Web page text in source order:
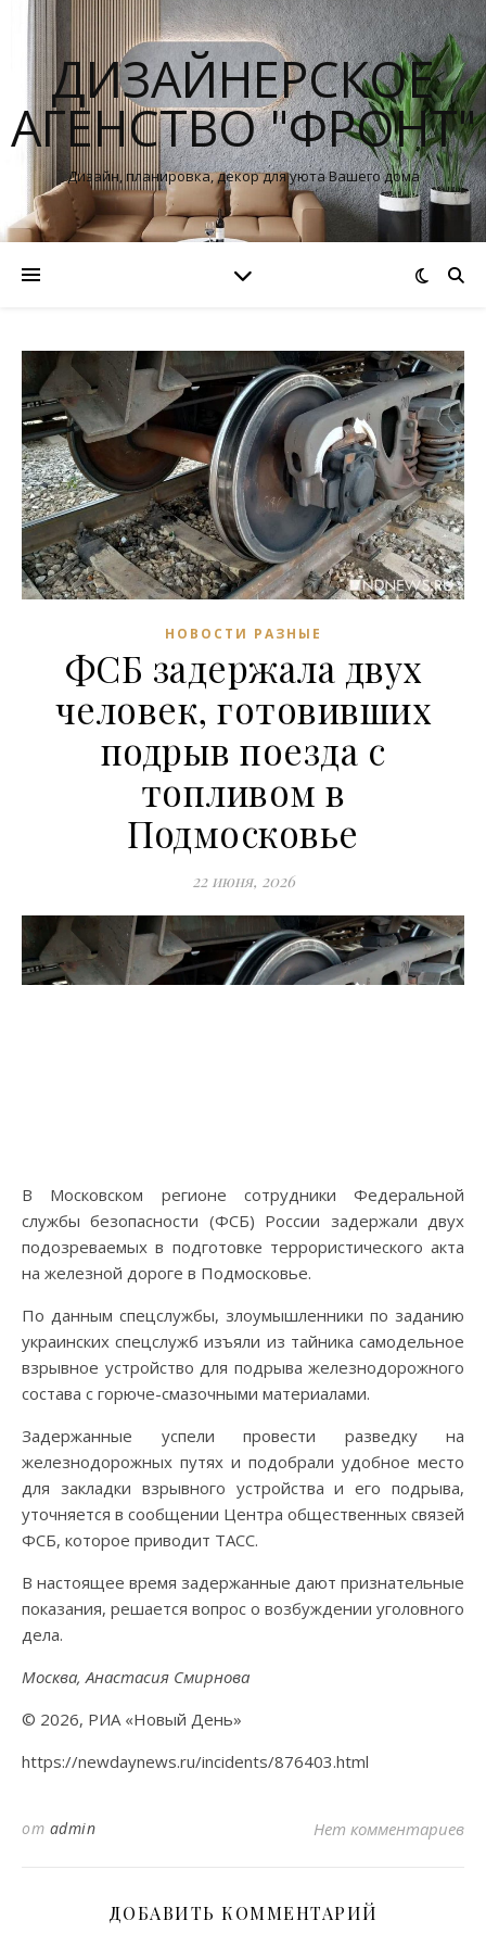
ДИЗАЙНЕРСКОЕ
АГЕНСТВО "ФРОНТ"
Дизайн, планировка, декор для уюта Вашего дома
НОВОСТИ РАЗНЫЕ
ФСБ задержала двух
человек, готовивших
подрыв поезда с
топливом в
Подмосковье
22 июня, 2026
В Московском регионе сотрудники Федеральной
службы безопасности (ФСБ) России задержали двух
подозреваемых в подготовке террористического акта
на железной дороге в Подмосковье.
По данным спецслужбы, злоумышленники по заданию
украинских спецслужб изъяли из тайника самодельное
взрывное устройство для подрыва железнодорожного
состава с горюче-смазочными материалами.
Задержанные успели провести разведку на
железнодорожных путях и подобрали удобное место
для закладки взрывного устройства и его подрыва,
уточняется в сообщении Центра общественных связей
ФСБ, которое приводит ТАСС.
В настоящее время задержанные дают признательные
показания, решается вопрос о возбуждении уголовного
дела.
Москва, Анастасия Смирнова
© 2026, РИА «Новый День»
https://newdaynews.ru/incidents/876403.html
от admin Нет комментариев
ДОБАВИТЬ КОММЕНТАРИЙ